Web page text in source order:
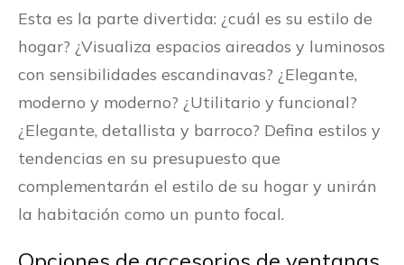
Esta es la parte divertida: ¿cuál es su estilo de
hogar? ¿Visualiza espacios aireados y luminosos
con sensibilidades escandinavas? ¿Elegante,
moderno y moderno? ¿Utilitario y funcional?
¿Elegante, detallista y barroco? Defina estilos y
tendencias en su presupuesto que
complementarán el estilo de su hogar y unirán
la habitación como un punto focal.